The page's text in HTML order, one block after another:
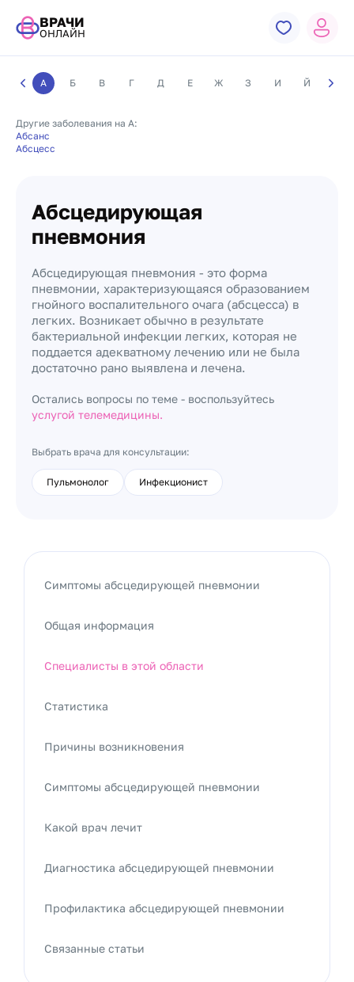
ВРАЧИ
ОНЛАЙН
А Б В Г Д Е Ж З И Й К
Другие заболевания на А:
Абсанс
Абсцесс
Абсцедирующая
пневмония
Абсцедирующая пневмония - это форма
пневмонии, характеризующаяся образованием
гнойного воспалительного очага (абсцесса) в
легких. Возникает обычно в результате
бактериальной инфекции легких, которая не
поддается адекватному лечению или не была
достаточно рано выявлена и лечена.
Остались вопросы по теме - воспользуйтесь
услугой телемедицины.
Выбрать врача для консультации:
Пульмонолог Инфекционист
Симптомы абсцедирующей пневмонии
Общая информация
Специалисты в этой области
Статистика
Причины возникновения
Симптомы абсцедирующей пневмонии
Какой врач лечит
Диагностика абсцедирующей пневмонии
Профилактика абсцедирующей пневмонии
Связанные статьи